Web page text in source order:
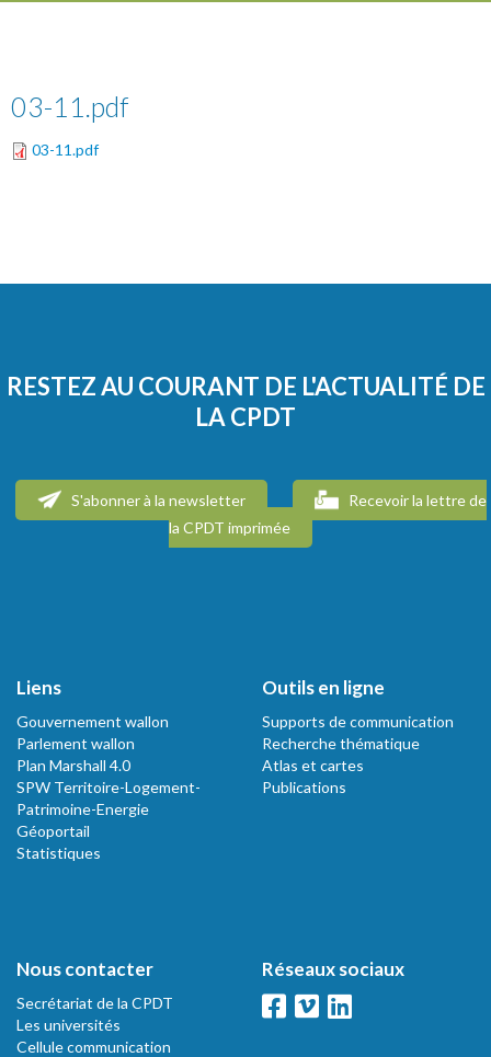
03-11.pdf
03-11.pdf
RESTEZ AU COURANT DE L'ACTUALITÉ DE
LA CPDT
S'abonner à la newsletter
Recevoir la lettre de
la CPDT imprimée
Liens
Gouvernement wallon
Parlement wallon
Plan Marshall 4.0
SPW Territoire-Logement-
Patrimoine-Energie
Géoportail
Statistiques
Outils en ligne
Supports de communication
Recherche thématique
Atlas et cartes
Publications
Nous contacter
Secrétariat de la CPDT
Les universités
Cellule communication
Réseaux sociaux